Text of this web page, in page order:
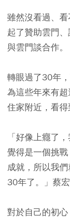
雖然沒看過、
起了贊助雲門
與雲門談合作。
轉眼過了30年
為這些年來有
住家附近，看得
「好像上癮了
覺得是一個挑
成就，所以我
30年了。」蔡
對於自己的初